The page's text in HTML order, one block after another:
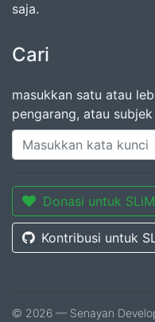
saja.
Cari
masukkan satu atau
pengarang, atau subjek
Donasi untuk
Kontribusi untuk
© 2026 — Senayan